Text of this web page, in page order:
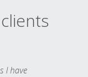
I have